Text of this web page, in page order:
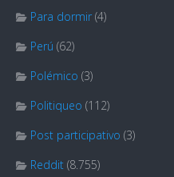
Para dormir (4)
Perú (62)
Polémico (3)
Politiqueo (112)
Post participativo (3)
Reddit (8.755)